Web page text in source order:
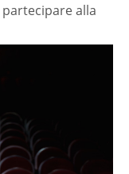
alla